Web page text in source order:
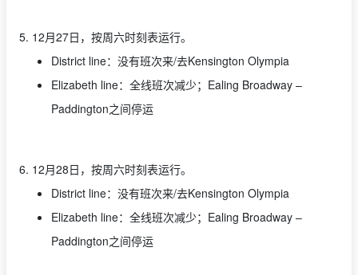
5. 12月27日，按周六时刻表运行。
District line：没有班次来/去Kensington Olympia
Elizabeth line：全线班次减少；Ealing Broadway –
Paddington之间停运
6. 12月28日，按周六时刻表运行。
District line：没有班次来/去Kensington Olympia
Elizabeth line：全线班次减少；Ealing Broadway –
Paddington之间停运